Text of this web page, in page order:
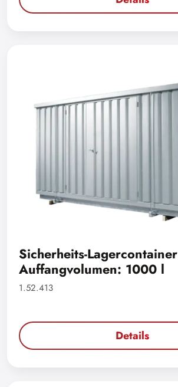
Sicherheits-Lagercontainer
Auffangvolumen: 1000 l
1.52.413
Details